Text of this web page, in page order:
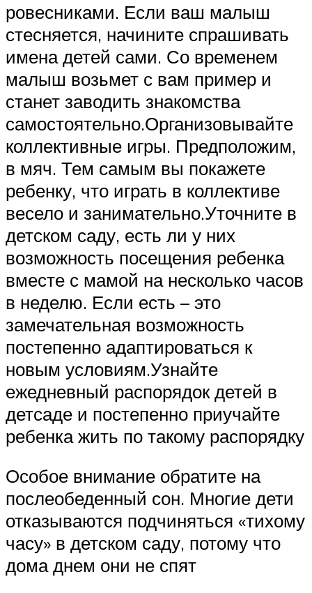
ровесниками. Если ваш малыш
стесняется, начините спрашивать
имена детей сами. Со временем
малыш возьмет с вам пример и
станет заводить знакомства
самостоятельно.Организовывайте
коллективные игры. Предположим,
в мяч. Тем самым вы покажете
ребенку, что играть в коллективе
весело и занимательно.Уточните в
детском саду, есть ли у них
возможность посещения ребенка
вместе с мамой на несколько часов
в неделю. Если есть – это
замечательная возможность
постепенно адаптироваться к
новым условиям.Узнайте
ежедневный распорядок детей в
детсаде и постепенно приучайте
ребенка жить по такому распорядку
Особое внимание обратите на
послеобеденный сон. Многие дети
отказываются подчиняться «тихому
часу» в детском саду, потому что
дома днем они не спят